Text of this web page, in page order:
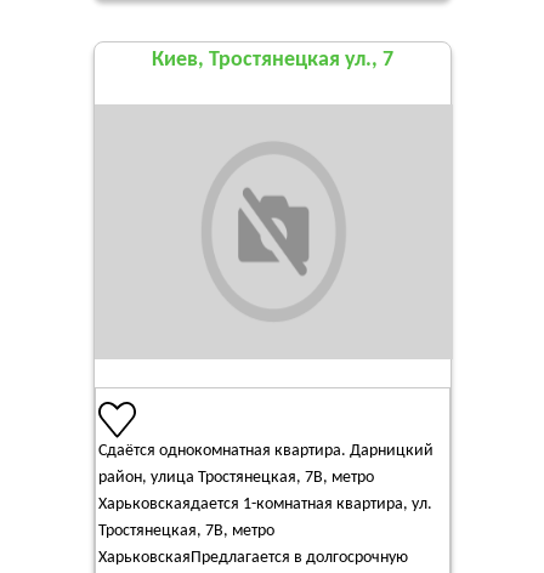
Киев, Тростянецкая ул., 7
Сдаётся однокомнатная квартира. Дарницкий
район, улица Тростянецкая, 7В, метро
Харьковскаядается 1-комнатная квартира, ул.
Тростянецкая, 7В, метро
ХарьковскаяПредлагается в долгосрочную